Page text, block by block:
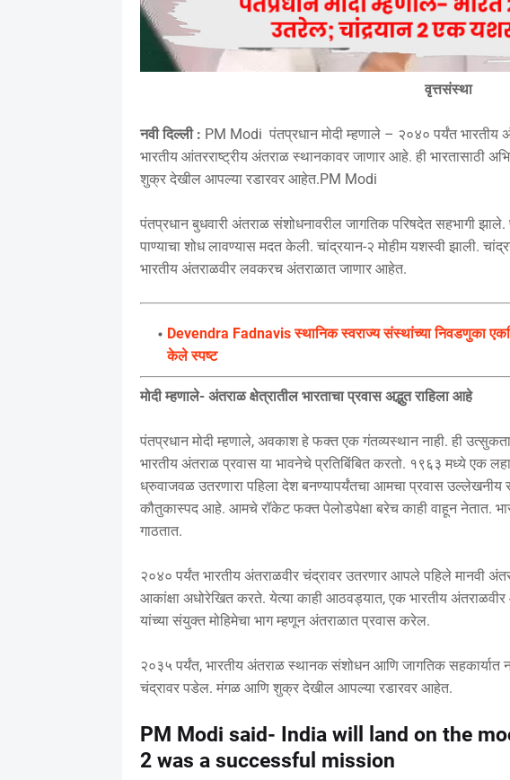
वृत्तसंस्था
नवी दिल्ली : PM Modi पंतप्रधान मोदी म्हणाले – २०४० पर्यंत भारतीय
भारतीय आंतरराष्ट्रीय अंतराळ स्थानकावर जाणार आहे. ही भारतासाठी
शुक्र देखील आपल्या रडारवर आहेत.PM Modi
पंतप्रधान बुधवारी अंतराळ संशोधनावरील जागतिक परिषदेत सहभागी
पाण्याचा शोध लावण्यास मदत केली. चांद्रयान-२ मोहीम यशस्वी झाली.
भारतीय अंतराळवीर लवकरच अंतराळात जाणार आहेत.
Devendra Fadnavis स्थानिक स्वराज्य संस्थांच्या निवडणुका
केले स्पष्ट
मोदी म्हणाले- अंतराळ क्षेत्रातील भारताचा प्रवास अद्भुत राहिला आहे
पंतप्रधान मोदी म्हणाले, अवकाश हे फक्त एक गंतव्यस्थान नाही. ही
भारतीय अंतराळ प्रवास या भावनेचे प्रतिबिंबित करतो. १९६३ मध्ये एक
ध्रुवाजवळ उतरणारा पहिला देश बनण्यापर्यंतचा आमचा प्रवास उल्लेखनीय
कौतुकास्पद आहे. आमचे रॉकेट फक्त पेलोडपेक्षा बरेच काही वाहून नेतात.
गाठतात.
२०४० पर्यंत भारतीय अंतराळवीर चंद्रावर उतरणार आपले पहिले मानवी
आकांक्षा अधोरेखित करते. येत्या काही आठवड्यात, एक भारतीय अंतराळवीर
यांच्या संयुक्त मोहिमेचा भाग म्हणून अंतराळात प्रवास करेल.
२०३५ पर्यंत, भारतीय अंतराळ स्थानक संशोधन आणि जागतिक
चंद्रावर पडेल. मंगळ आणि शुक्र देखील आपल्या रडारवर आहेत.
PM Modi said- India will land on the
2 was a successful mission